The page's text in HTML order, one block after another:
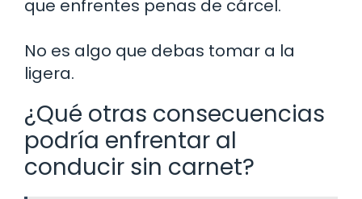
que enfrentes penas de cárcel.
No es algo que debas tomar a la
ligera.
¿Qué otras consecuencias
podría enfrentar al
conducir sin carnet?